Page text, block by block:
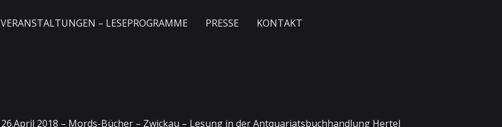
VERANSTALTUNGEN – LESEPROGRAMME PRESSE KONTAKT
26.April 2018 – Mords-Bücher – Zwickau – Lesung in der Antquariatsbuchhandlung Hertel